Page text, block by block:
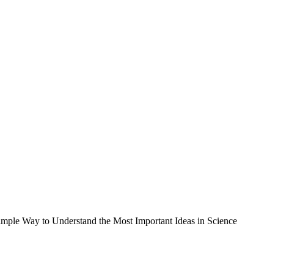
Way to Understand the Most Important Ideas in Science